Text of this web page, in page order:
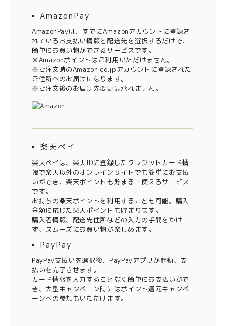
AmazonPay
AmazonPayは、すでにAmazonアカウントに登録さ
れているお支払い情報と配送先を選択するだけで、
簡単にお買い物ができるサービスです。
※Amazonポイントはご利用いただけません。
※ご注文時のAmazon.co.jpアカウントに登録された
ご住所へのお届けになります。
※ご注文後のお届け先変更は承れません。
楽天ペイ
楽天ペイは、楽天IDに登録したクレジットカード情
報で楽天以外のオンラインサイトでも簡単にお支払
いができ、楽天ポイントも貯まる・使えるサービス
です。
お持ちの楽天ポイントを利用することも可能。購入
金額に応じた楽天ポイントも貯まります。
購入者情報、配送先住所などの入力の手間をかけ
ず、スムーズにお買い物が楽しめます。
PayPay
PayPay支払いを選択後、PayPayアプリが起動、支
払いを完了させます。
カード情報を入力することなく簡単にお支払いがで
き、大型キャンペーン時にはポイント還元キャンペ
ーンへの参加もいただけます。